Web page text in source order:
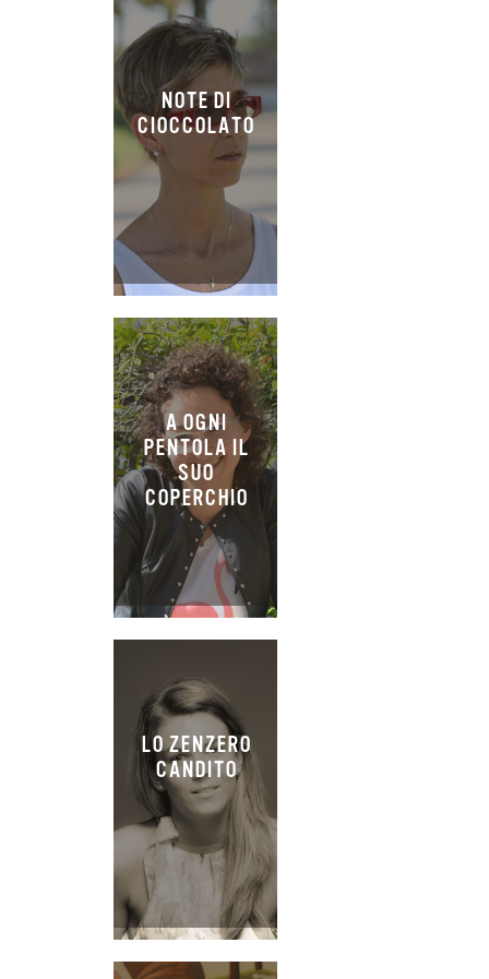
NOTE DI
CIOCCOLATO
A OGNI
PENTOLA IL
SUO
COPERCHIO
LO ZENZERO
CANDITO